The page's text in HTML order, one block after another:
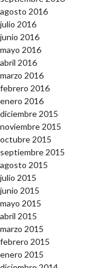
agosto 2016
julio 2016
junio 2016
mayo 2016
abril 2016
marzo 2016
febrero 2016
enero 2016
diciembre 2015
noviembre 2015
octubre 2015
septiembre 2015
agosto 2015
julio 2015
junio 2015
mayo 2015
abril 2015
marzo 2015
febrero 2015
enero 2015